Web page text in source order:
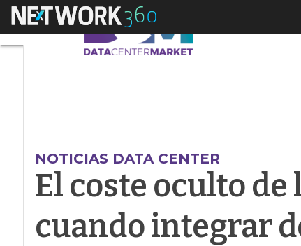
Menú El coste oculto
NOTICIAS DATA CENTER
El coste oculto
cuando integrar